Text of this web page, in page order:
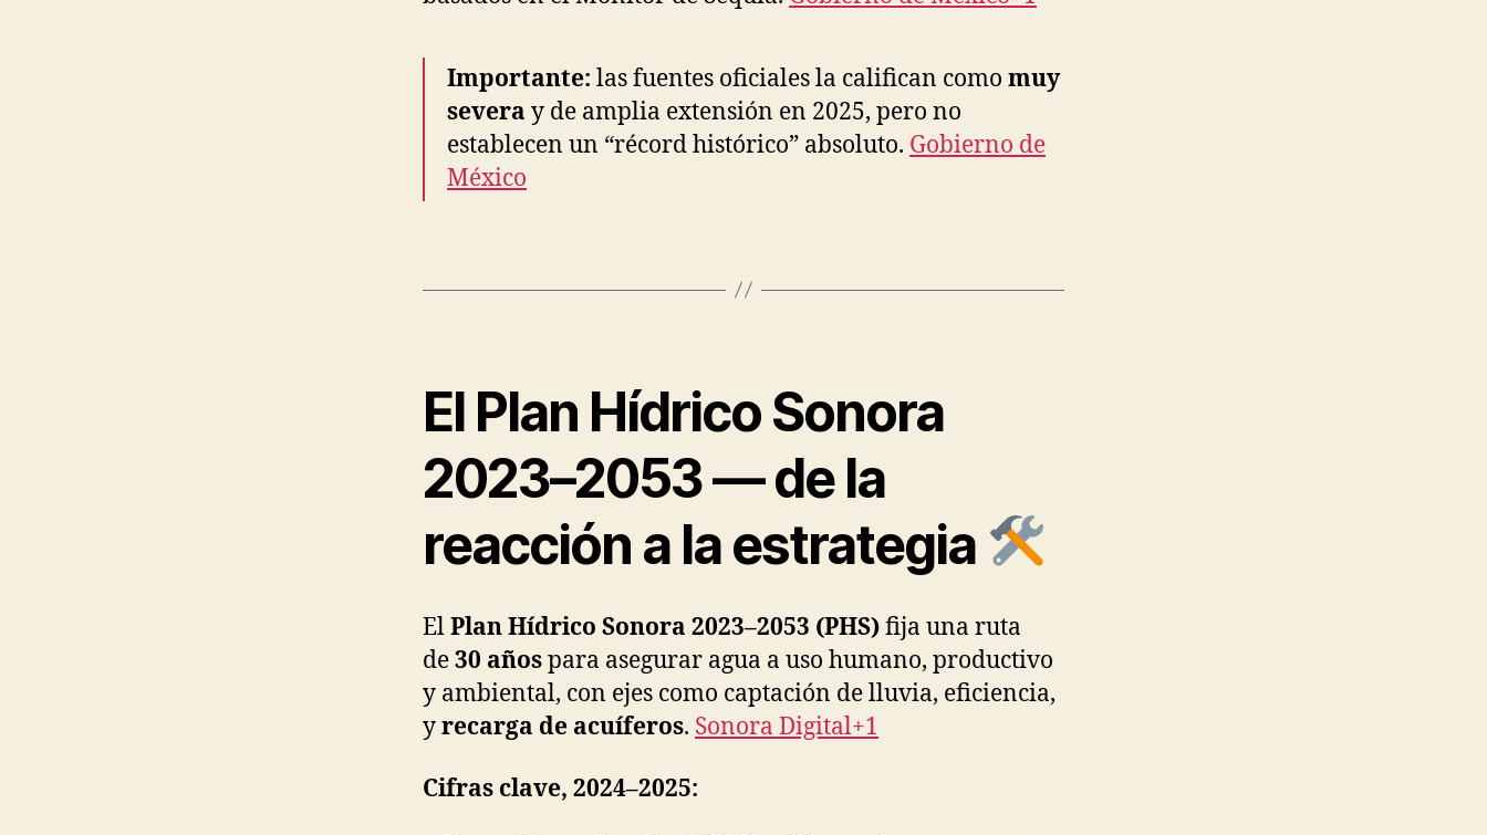
Importante: las fuentes oficiales la califican como muy
severa y de amplia extensión en 2025, pero no
establecen un “récord histórico” absoluto. Gobierno de
México
El Plan Hídrico Sonora
2023–2053 — de la
reacción a la estrategia
ElPlan Hídrico Sonora 2023–2053 (PHS)fija una ruta
de30 añospara asegurar agua a uso humano, productivo
y ambiental, con ejes como captación de lluvia, eficiencia,
yrecarga de acuíferos. Sonora Digital+1
Cifras clave, 2024–2025: